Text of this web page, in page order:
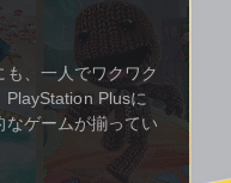
、一人でワクワク
Plusに
ゲームが揃ってい